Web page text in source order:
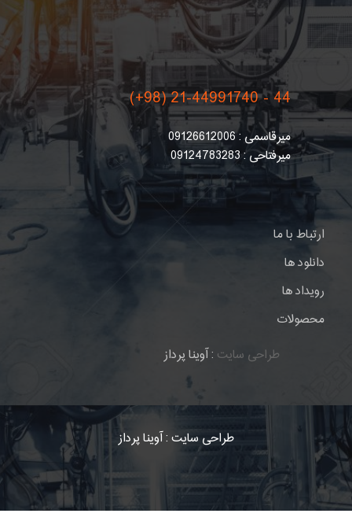
(+98) 21-44991740 - 44
میرقاسمی : 09126612006
میرفتاحی : 09124783283
ارتباط با ما
دانلود ها
رویداد ها
محصولات
طراحی سایت : آوینا پرداز
طراحی سایت: آوینا پرداز